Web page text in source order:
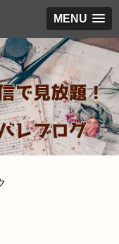
MENU
あらすじ・感想